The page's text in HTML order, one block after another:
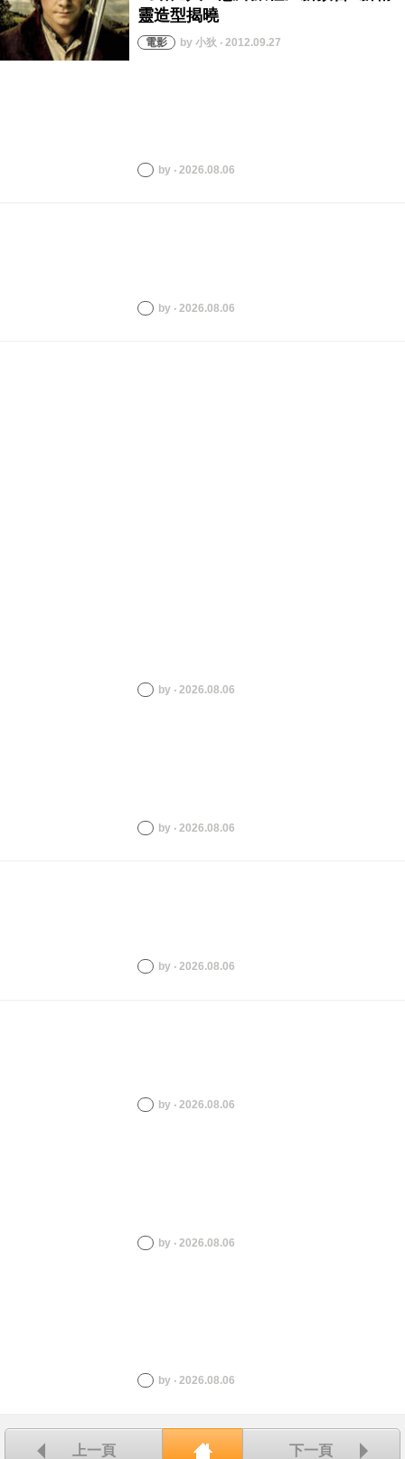
by 小狄 ‧ 2012.09.27
by ‧ 2026.08.06
by ‧ 2026.08.06
by ‧ 2026.08.06
by ‧ 2026.08.06
by ‧ 2026.08.06
by ‧ 2026.08.06
by ‧ 2026.08.06
by ‧ 2026.08.06
上一頁 回首頁
下一頁